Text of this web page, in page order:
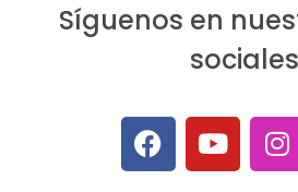
Síguenos en
sociales